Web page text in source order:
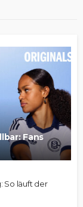
Fans
So läuft der